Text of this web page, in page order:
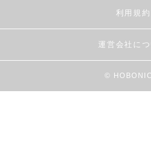
利用規約
運営会社につ
©